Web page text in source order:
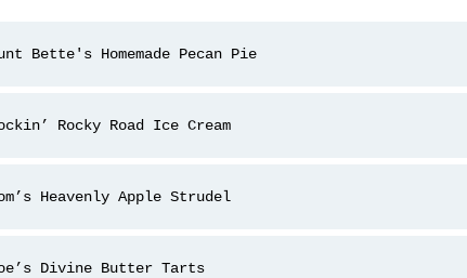
Bette's Homemade Pecan Pie
Rocky Road Ice Cream
Heavenly Apple Strudel
Divine Butter Tarts